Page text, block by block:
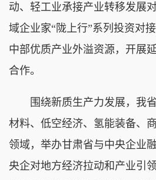
动、轻工业承接产业转移发展
域企业家“陇上行”系列投资对
中部优质产业外溢资源，开展
合作。
围绕新质生产力发展，我省
材料、低空经济、氢能装备、
领域，举办甘肃省与中央企业
央企对地方经济拉动和产业引